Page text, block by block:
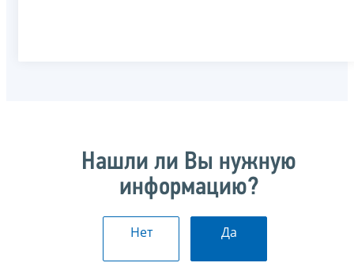
Нашли ли Вы нужную
информацию?
Нет Да